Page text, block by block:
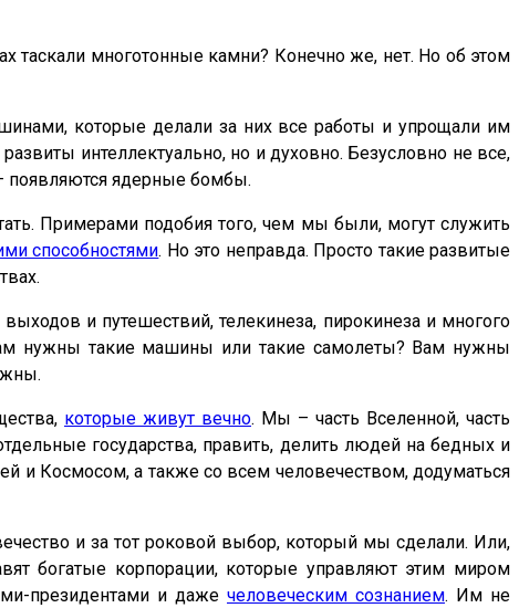
таскали многотонные камни? Конечно же, нет. Но об этом
которые делали за них все работы и упрощали им
интеллектуально, но и духовно. Безусловно не все,
появляются ядерные бомбы.
Примерами подобия того, чем мы были, могут служить
способностями. Но это неправда. Просто такие развитые
и путешествий, телекинеза, пирокинеза и многого
нужны такие машины или такие самолеты? Вам нужны
которые живут вечно. Мы – часть Вселенной, часть
государства, править, делить людей на бедных и
и Космосом, а также со всем человечеством, додуматься
и за тот роковой выбор, который мы сделали. Или,
богатые корпорации, которые управляют этим миром
президентами и даже человеческим сознанием. Им не